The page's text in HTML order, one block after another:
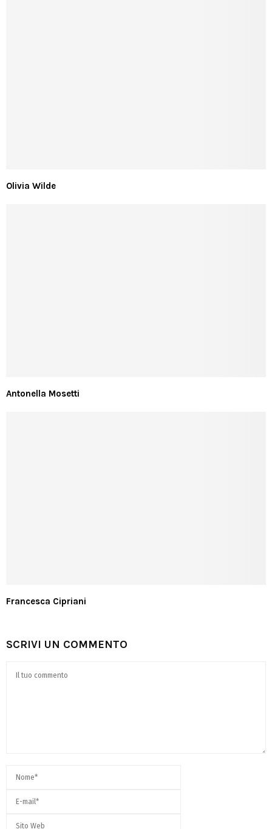
Olivia Wilde
Antonella Mosetti
Francesca Cipriani
SCRIVI UN COMMENTO